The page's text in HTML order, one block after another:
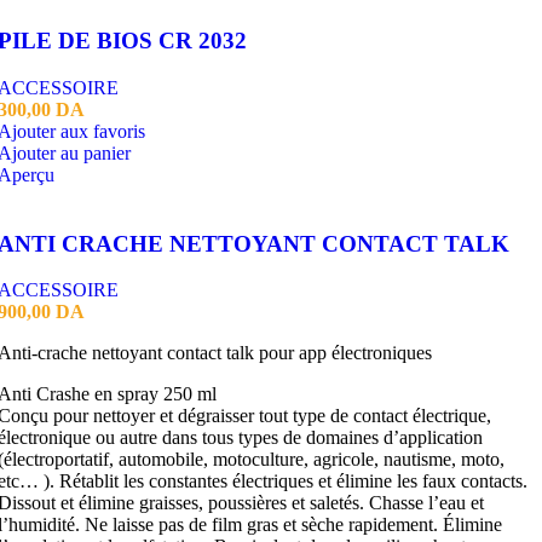
DE BIOS CR 2032
DA
aux favoris
au panier
CRACHE NETTOYANT CONTACT TALK
DA
crache nettoyant contact talk pour app électroniques
Crashe en spray 250 ml
pour nettoyer et dégraisser tout type de contact électrique,
ou autre dans tous types de domaines d’application
automobile, motoculture, agricole, nautisme, moto,
). Rétablit les constantes électriques et élimine les faux contacts.
et élimine graisses, poussières et saletés. Chasse l’eau et
Ne laisse pas de film gras et sèche rapidement. Élimine